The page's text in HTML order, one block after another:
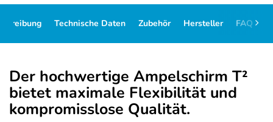
Technische Daten Zubehör Hersteller FAQ
Der hochwertige Ampelschirm T²
bietet maximale Flexibilität und
kompromisslose Qualität.